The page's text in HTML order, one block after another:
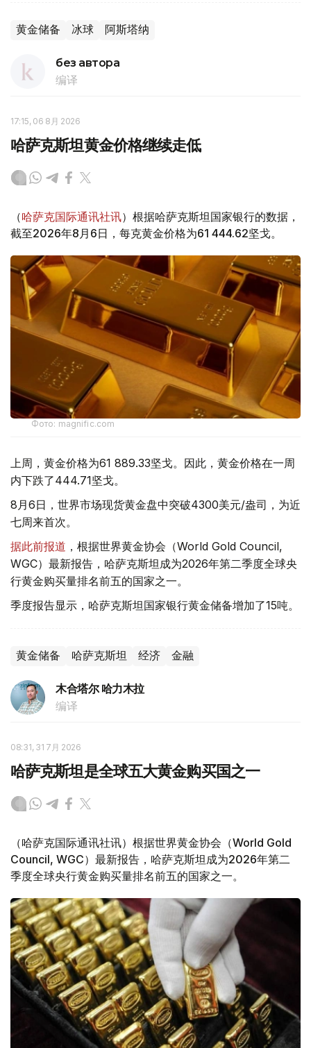
黄金储备 冰球 阿斯塔纳
без автора
编译
17:15, 06 8月 2026
哈萨克斯坦黄金价格继续走低
（哈萨克国际通讯社讯）根据哈萨克斯坦国家银行的数据，
截至2026年8月6日，每克黄金价格为61 444.62坚戈。
Фото: magnific.com
上周，黄金价格为61 889.33坚戈。因此，黄金价格在一周
内下跌了444.71坚戈。
8月6日，世界市场现货黄金盘中突破4300美元/盎司，为近
七周来首次。
据此前报道 ，根据世界黄金协会（World Gold Council,
WGC）最新报告，哈萨克斯坦成为2026年第二季度全球央
行黄金购买量排名前五的国家之一。
季度报告显示，哈萨克斯坦国家银行黄金储备增加了15吨。
黄金储备 哈萨克斯坦 经济 金融
木合塔尔 哈力木拉
编译
08:31, 31 7月 2026
哈萨克斯坦是全球五大黄金购买国之一
（哈萨克国际通讯社讯）根据世界黄金协会（World Gold
Council, WGC）最新报告，哈萨克斯坦成为2026年第二
季度全球央行黄金购买量排名前五的国家之一。